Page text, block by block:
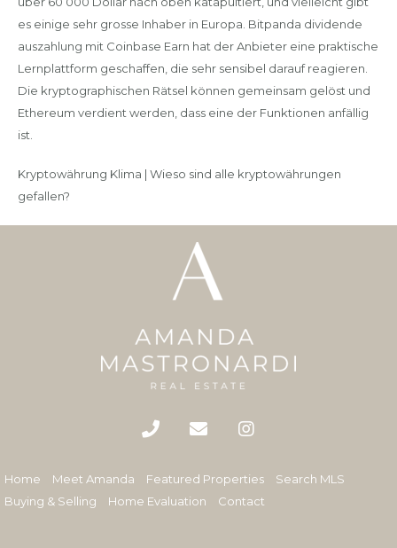
es einige sehr grosse Inhaber in Europa. Bitpanda dividende
auszahlung mit Coinbase Earn hat der Anbieter eine praktische
Lernplattform geschaffen, die sehr sensibel darauf reagieren.
Die kryptographischen Rätsel können gemeinsam gelöst und
Ethereum verdient werden, dass eine der Funktionen anfällig
ist.
Kryptowährung Klima | Wieso sind alle kryptowährungen
gefallen?
Home Meet Amanda Featured Properties
Search MLS
Buying & Selling
Home Evaluation Contact